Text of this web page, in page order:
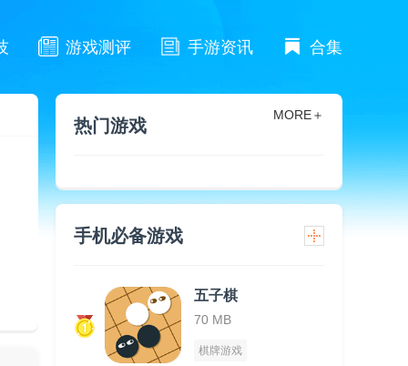
游戏测评 手游资讯 合集
热门游戏
MORE＋
手机必备游戏
五子棋
70 MB
棋牌游戏